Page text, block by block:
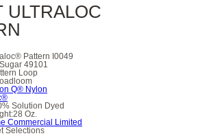
ULTRALOC
Pattern I0049
49101
Loop
Q® Nylon
Solution Dyed
28 Oz.
Commercial Limited
Selections